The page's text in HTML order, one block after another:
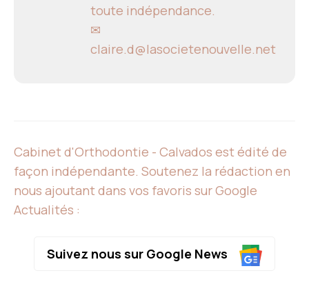
toute indépendance.
✉
claire.d@lasocietenouvelle.net
Cabinet d'Orthodontie - Calvados est édité de
façon indépendante. Soutenez la rédaction en
nous ajoutant dans vos favoris sur Google
Actualités :
Suivez nous sur Google News